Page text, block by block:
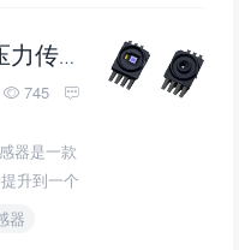
、及应用
745
器是一款
升到一个
器